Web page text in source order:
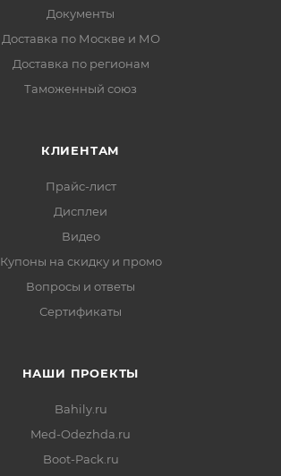
Документы
Доставка по Москве и МО
Доставка по регионам
Таможенный союз
КЛИЕНТАМ
Прайс-лист
Дисплеи
Видео
Купоны на скидку и промо
Вопросы и ответы
Сертификаты
НАШИ ПРОЕКТЫ
Bahily.ru
Med-Odezhda.ru
Boot-Pack.ru